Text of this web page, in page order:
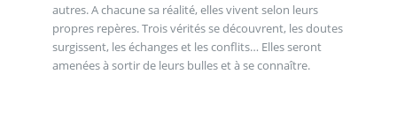
autres. A chacune sa réalité, elles vivent selon leurs
propres repères. Trois vérités se découvrent, les doutes
surgissent, les échanges et les conflits… Elles seront
amenées à sortir de leurs bulles et à se connaître.